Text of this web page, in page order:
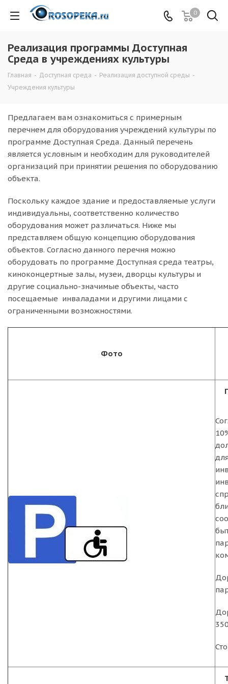
0
Реализация программы Доступная
Среда в учреждениях культуры
Главная - Доступная среда - Реализация доступной среды -
Учреждения культуры
Предлагаем вам ознакомиться с примерным
перечнем для оборудования учреждений культуры по
программе Доступная Среда. Данный перечень
является условным и необходим для руководителей
организаций при принятии решения по оборудованию
объекта.
Поскольку каждое здание и предоставляемые услуги
индивидуальны, соответственно количество
оборудования может различаться. Ниже мы
представляем общую концепцию оборудования
объектов. Согласно данного перечня можно
оборудовать по программе Доступная среда театры,
киноконцертные залы, музеи, дворцы культуры и
другие социально-значимые объекты, часто
посещаемые инваладами и другими лицами с
ограниченными возможностями.
Фото